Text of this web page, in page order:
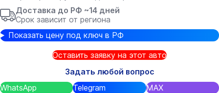
Доставка до РФ ~14 дней
Срок зависит от региона
Показать цену под ключ в РФ
Оставить заявку на этот авто
Задать любой вопрос
WhatsApp
Telegram MAX